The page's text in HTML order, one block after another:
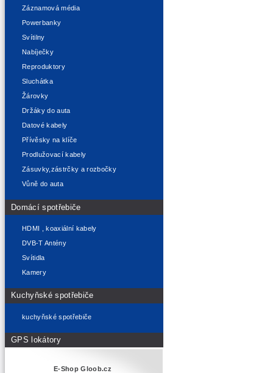
Záznamová média
Powerbanky
Svítilny
Nabíječky
Reproduktory
Sluchátka
Žárovky
Držáky do auta
Datové kabely
Přívěsky na klíče
Prodlužovací kabely
Zásuvky,zástrčky a rozbočky
Vůně do auta
Domácí spotřebiče
HDMI , koaxiální kabely
DVB-T Antény
Svítidla
Kamery
Kuchyňské spotřebiče
kuchyňské spotřebiče
GPS lokátory
E-Shop Gloob.cz